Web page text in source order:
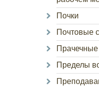
Почки
Почтовые
Прачечные
Пределы